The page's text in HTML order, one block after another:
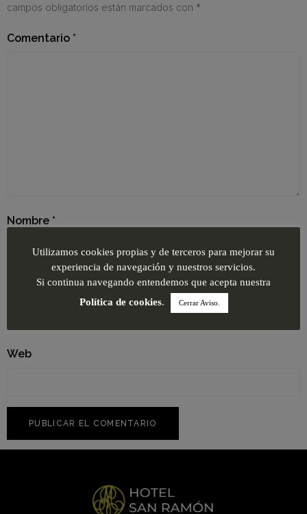
campos obligatorios están marcados con *
Comentario *
Nombre *
Correo electrónico*
Web
Utilizamos cookies propias y de terceros para mejorar su
experiencia de navegación y nuestros servicios.
Si continua navegando entendemos que acepta nuestra
Política de cookies. Cerrar Aviso.